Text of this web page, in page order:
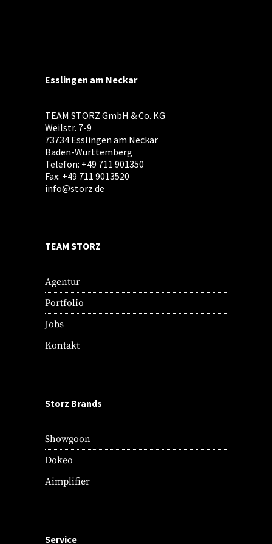
Esslingen am Neckar
TEAM STORZ GmbH & Co. KG
Weilstr. 7-9
73734 Esslingen am Neckar
Baden-Württemberg
Telefon: +49 711 901350
Fax: +49 711 9013520
info@storz.de
TEAM STORZ
Agentur
Portfolio
Jobs
Kontakt
Storz Brands
Showgoon
Dokeo
Aimplifier
Service